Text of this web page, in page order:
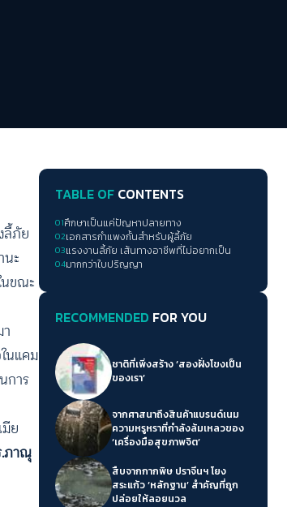
ลี้ภัย
ะ
ขณะ
นแคม
การ
ย
.ภาณุ
TABLE OF CONTENTS
01ศึกษาเป็นแค่ปัญหาปลายทาง
02เอกสารกำแพงกั้นสำหรับผู้ลี้ภัย
03แรงงานลี้ภัย เส้นทางอาชีพที่ไม่อยากเป็น
04มากกว่าใบปริญญา
RECOMMENDED FOR YOU
ชาติที่เพิ่งสร้าง ‘สองฝั่งโขงเป็น
ของเรา’
จากศาสนาถึงสินค้าแบรนด์เนม
ความหรูหราที่กำลังล้มเหลวของ
‘เครื่องมือสุขภาพจิต’
สืบจากกากพิษ ปราจีนฯ โยง
สระแก้ว ‘หลักฐาน’ สำคัญที่ถูก
ปล่อยให้ลอยนวล